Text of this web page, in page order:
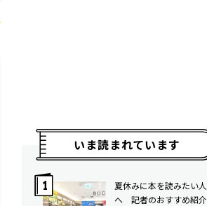
いま読まれています
夏休みに本を読みたい人
へ 記者のおすすめ紹介